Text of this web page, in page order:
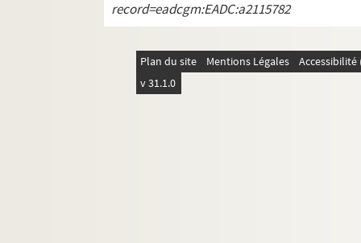
record=eadcgm:EADC:a2115782
Plan du site Mentions Légales
v 31.1.0